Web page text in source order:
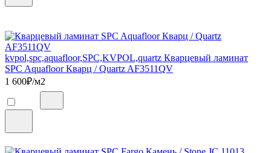
kvpol,spc,aquafloor,SPC,KVPOL,quartz Кварцевый ламинат
SPC Aquafloor Кварц / Quartz AF3511QV
1 600₽/м2